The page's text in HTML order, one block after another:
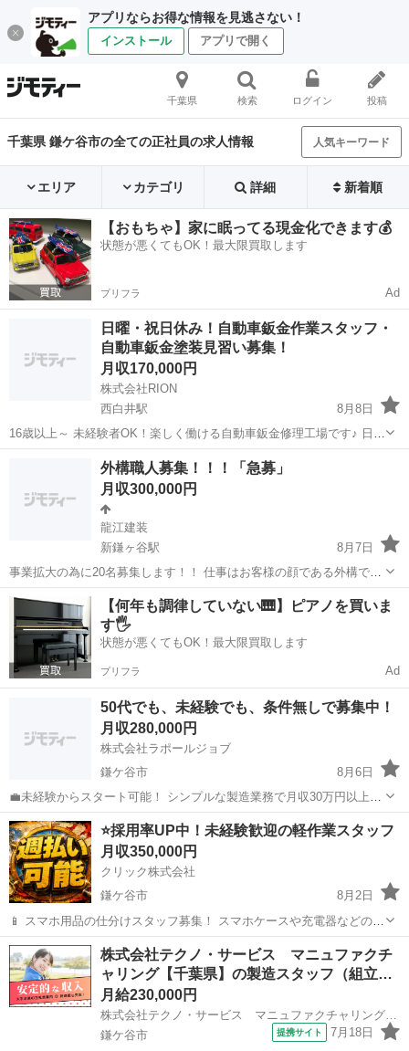
アプリならお得な情報を見逃さない！
インストール アプリで開く
千葉県 検索 ログイン 投稿
千葉県 鎌ケ谷市の全ての正社員の求人情報 人気キーワード
エリア カテゴリ 詳細 新着順
【おもちゃ】家に眠ってる現金化できます💰
状態が悪くてもOK！最大限買取します
プリフラ Ad
日曜・祝日休み！自動車鈑金作業スタッフ・
自動車鈑金塗装見習い募集！
月収170,000円
株式会社RION
西白井駅
8月8日
16歳以上～ 未経験者OK！楽しく働ける自動車鈑金修理工場です♪ 日雇
い・前借 対応可能 ✰自動車鈑金作業スタッフ✰ ✰自動車鈑金塗装見習
い✰ やる気次第で高収入も可能！ 将来を任せられる人材も募集し...
鎌ケ谷市 西白井駅 板金塗装
外構職人募集！！！「急募」
月収300,000円
龍江建装
新鎌ヶ谷駅
8月7日
事業拡大の為に20名募集します！！ 仕事はお客様の顔である外構で
す。とてもやりがいがあり、達成感のある仕事です。 未経験日給1万
円〜 経験者13000〜 試用期間3ヶ月で仕事を見させてもらいまして能
力を判断した上、給料に反映...
千葉 鎌ケ谷市 新鎌ヶ谷駅 その他 未経験
【何年も調律していない🎹】ピアノを買いま
す🖐️
状態が悪くてもOK！最大限買取します
プリフラ Ad
50代でも、未経験でも、条件無しで募集中！
月収280,000円
株式会社ラポールジョブ
鎌ケ谷市
8月6日
💼未経験からスタート可能！ シンプルな製造業務で月収30万円以上も
目指せます✨ 20代～40代の幅広い世代が全国各地で活躍中です。 🛠業
務内容 軽量プラスチック製品の製造オペレーター業務をお任せしま
す。 ...
千葉 鎌ケ谷市 機械 未経験
⭐採用率UP中！未経験歓迎の軽作業スタッフ
月収350,000円
クリック株式会社
鎌ケ谷市
8月2日
📱 スマホ用品の仕分けスタッフ募集！ スマホケースや充電器などの仕
分け・検品を行うシンプルなお仕事です♪
━━━━━━━━━━━━━━━━ 📲 ご応募はこちら（24時間受付
中） https://lin.ee/...
千葉 鎌ケ谷市 その他 未経験
株式会社テクノ・サービス マニュファクチ
ャリング【千葉県】の製造スタッフ（組立…
月給230,000円
株式会社テクノ・サービス マニュファクチャリング【千葉県】
鎌ケ谷市
提携サイト 7月18日